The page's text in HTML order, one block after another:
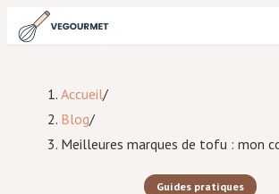
Accueil/
Blog/
Meilleures marques de tofu : mon
Guides pratiques